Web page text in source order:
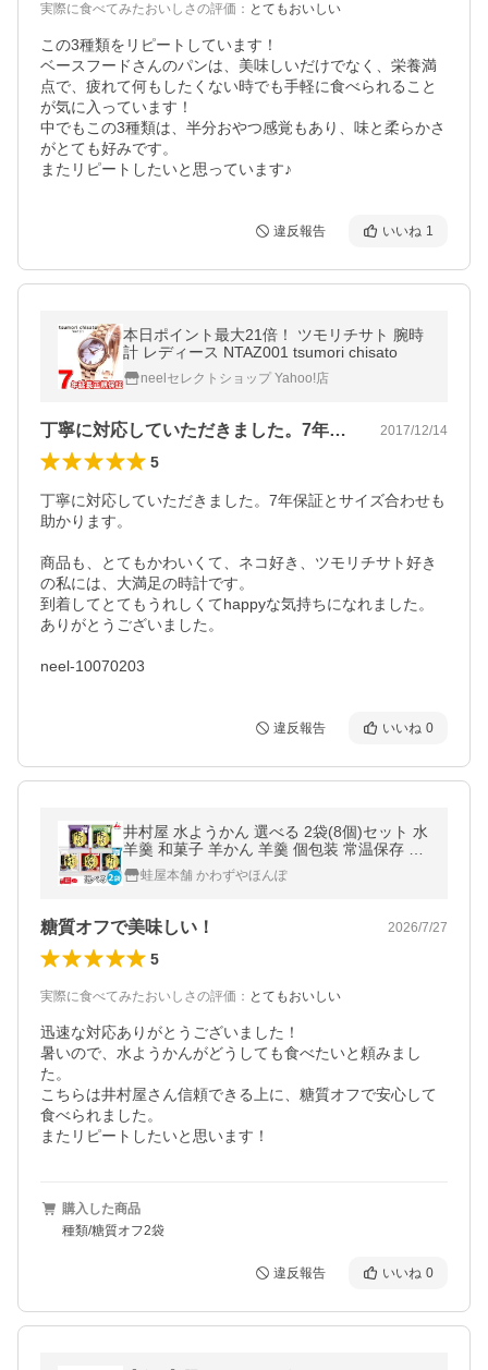
実際に食べてみたおいしさの評価 ： とてもおいしい
この3種類をリピートしています！
ベースフードさんのパンは、美味しいだけでなく、栄養満
点で、疲れて何もしたくない時でも手軽に食べられること
が気に入っています！
中でもこの3種類は、半分おやつ感覚もあり、味と柔らかさ
がとても好みです。
またリピートしたいと思っています♪
違反報告 いいね 1
本日ポイント最大21倍！ ツモリチサト 腕時
計 レディース NTAZ001 tsumori chisato
neelセレクトショップ Yahoo!店
丁寧に対応していただきました。7年保証… 2017/12/14
5
丁寧に対応していただきました。7年保証とサイズ合わせも
助かります。
商品も、とてもかわいくて、ネコ好き、ツモリチサト好き
の私には、大満足の時計です。
到着してとてもうれしくてhappyな気持ちになれました。
ありがとうございました。
neel-10070203
違反報告 いいね 0
井村屋 水ようかん 選べる 2袋(8個)セット 水
羊羹 和菓子 羊かん 羊羹 個包装 常温保存 ま
とめ買い 詰め合わせ 夏ギフト お中元 お供え
手土産 涼菓 甘さ控えめ
蛙屋本舗 かわずやほんぽ
糖質オフで美味しい！ 2026/7/27
5
実際に食べてみたおいしさの評価 ： とてもおいしい
迅速な対応ありがとうございました！
暑いので、水ようかんがどうしても食べたいと頼みまし
た。
こちらは井村屋さん信頼できる上に、糖質オフで安心して
食べられました。
またリピートしたいと思います！
購入した商品
種類/糖質オフ2袋
違反報告 いいね 0